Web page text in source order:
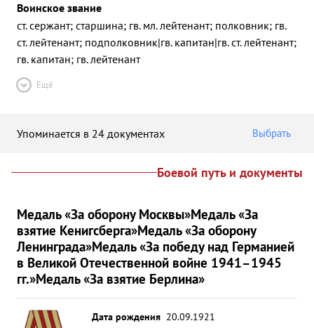
Воинское звание
ст. сержант; старшина; гв. мл. лейтенант; полковник; гв.
ст. лейтенант; подполковник|гв. капитан|гв. ст. лейтенант;
гв. капитан; гв. лейтенант
Ещё
Упоминается в 24 документах Выбрать
Боевой путь и документы
Медаль «За оборону Москвы»Медаль «За
взятие Кенигсберга»Медаль «За оборону
Ленинграда»Медаль «За победу над Германией
в Великой Отечественной войне 1941–1945
гг.»Медаль «За взятие Берлина»
Дата рождения 20.09.1921